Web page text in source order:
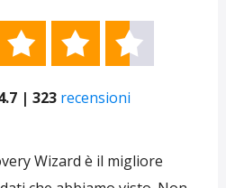
  
| 323 recensioni
Wizard è il migliore